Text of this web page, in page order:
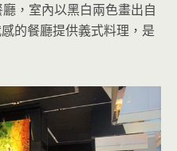
，室內以黑白兩色畫出自
的餐廳提供義式料理，是